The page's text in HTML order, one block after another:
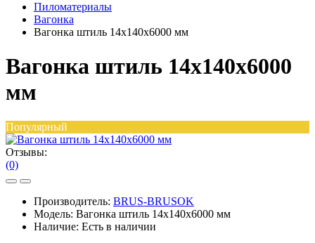
Пиломатериалы
Вагонка
Вагонка штиль 14х140х6000 мм
Вагонка штиль 14х140х6000
мм
Популярный
Отзывы:
(0)
Производитель: BRUS-BRUSOK
Модель: Вагонка штиль 14х140х6000 мм
Наличие: Есть в наличии